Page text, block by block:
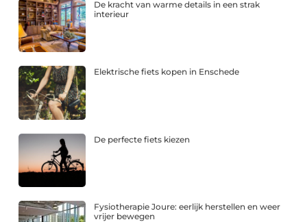
De kracht van warme details in een strak
interieur
Elektrische fiets kopen in Enschede
De perfecte fiets kiezen
Fysiotherapie Joure: eerlijk herstellen en weer
vrijer bewegen